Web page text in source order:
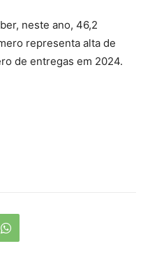
neste ano, 46,2
representa alta de
de entregas em 2024.